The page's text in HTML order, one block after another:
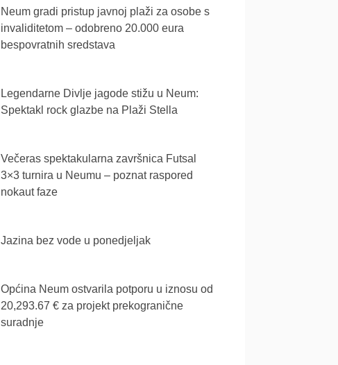
Neum gradi pristup javnoj plaži za osobe s
invaliditetom – odobreno 20.000 eura
bespovratnih sredstava
Legendarne Divlje jagode stižu u Neum:
Spektakl rock glazbe na Plaži Stella
Večeras spektakularna završnica Futsal
3×3 turnira u Neumu – poznat raspored
nokaut faze
Jazina bez vode u ponedjeljak
Općina Neum ostvarila potporu u iznosu od
20,293.67 € za projekt prekogranične
suradnje